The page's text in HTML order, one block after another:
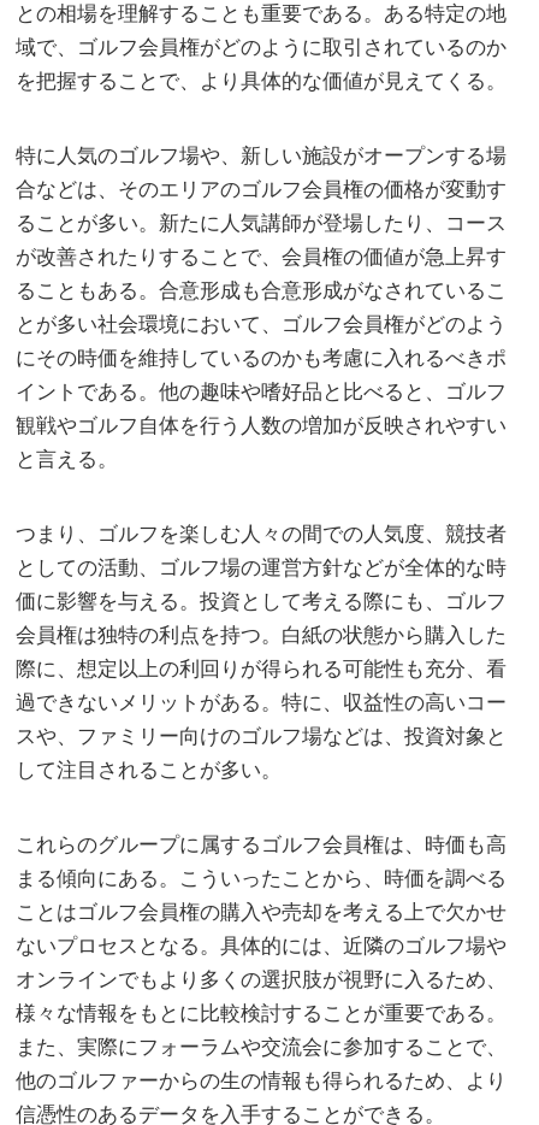
との相場を理解することも重要である。ある特定の地
域で、ゴルフ会員権がどのように取引されているのか
を把握することで、より具体的な価値が見えてくる。
特に人気のゴルフ場や、新しい施設がオープンする場
合などは、そのエリアのゴルフ会員権の価格が変動す
ることが多い。新たに人気講師が登場したり、コース
が改善されたりすることで、会員権の価値が急上昇す
ることもある。合意形成も合意形成がなされているこ
とが多い社会環境において、ゴルフ会員権がどのよう
にその時価を維持しているのかも考慮に入れるべきポ
イントである。他の趣味や嗜好品と比べると、ゴルフ
観戦やゴルフ自体を行う人数の増加が反映されやすい
と言える。
つまり、ゴルフを楽しむ人々の間での人気度、競技者
としての活動、ゴルフ場の運営方針などが全体的な時
価に影響を与える。投資として考える際にも、ゴルフ
会員権は独特の利点を持つ。白紙の状態から購入した
際に、想定以上の利回りが得られる可能性も充分、看
過できないメリットがある。特に、収益性の高いコー
スや、ファミリー向けのゴルフ場などは、投資対象と
して注目されることが多い。
これらのグループに属するゴルフ会員権は、時価も高
まる傾向にある。こういったことから、時価を調べる
ことはゴルフ会員権の購入や売却を考える上で欠かせ
ないプロセスとなる。具体的には、近隣のゴルフ場や
オンラインでもより多くの選択肢が視野に入るため、
様々な情報をもとに比較検討することが重要である。
また、実際にフォーラムや交流会に参加することで、
他のゴルファーからの生の情報も得られるため、より
信憑性のあるデータを入手することができる。